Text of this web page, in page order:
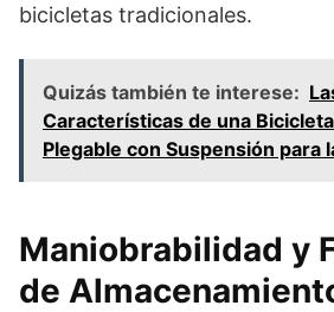
bicicletas tradicionales.
Quizás también te interese:
Características de una
Plegable con Suspensión para
Maniobrabilidad y
de